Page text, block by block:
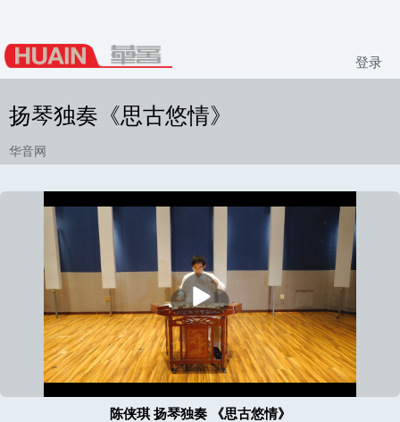
登录
扬琴独奏《思古悠情》
华音网
播
放
陈侠琪 扬琴独奏 《思古悠情》